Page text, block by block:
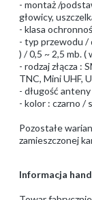
- montaż /
głowicy,
- klasa
- typ przewodu /
) / 0,5 ~ 2,5 mb. (
- rodzaj złącza :
TNC, Mini UHF,
- długość
- kolor : czarno /
Pozostałe
zamieszczonej
Informacja